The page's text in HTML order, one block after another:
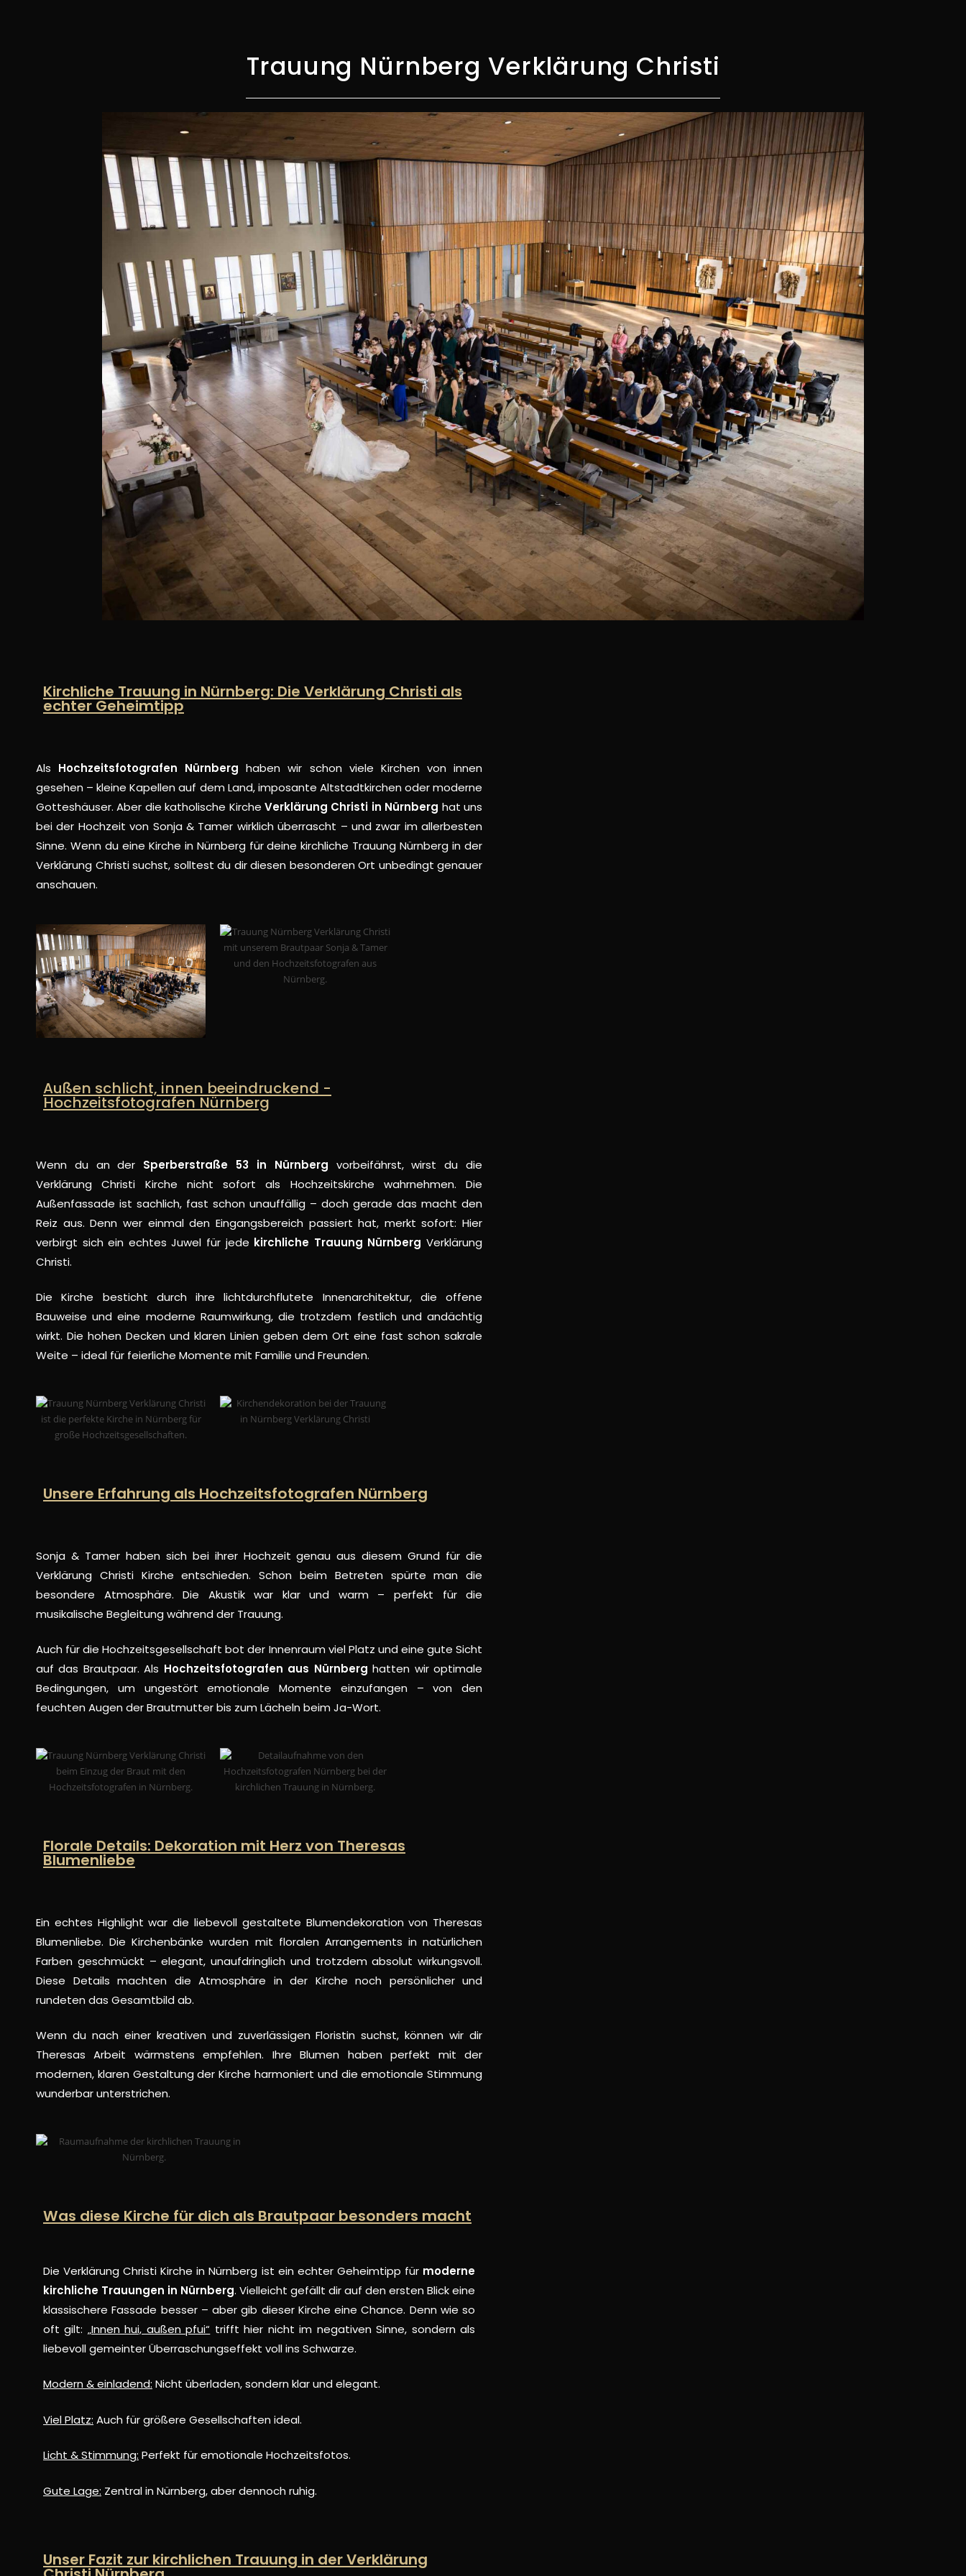
Trauung Nürnberg Verklärung Christi
Kirchliche Trauung in Nürnberg: Die Verklärung Christi als
echter Geheimtipp
Als Hochzeitsfotografen Nürnberg haben wir schon viele Kirchen von innen
gesehen – kleine Kapellen auf dem Land, imposante Altstadtkirchen oder moderne
Gotteshäuser. Aber die katholische KircheVerklärung Christi in Nürnberg hat uns
bei der Hochzeit von Sonja & Tamer wirklich überrascht – und zwar im allerbesten
Sinne. Wenn du eine Kirche in Nürnberg für deine kirchliche Trauung Nürnberg in der
Verklärung Christi suchst, solltest du dir diesen besonderen Ort unbedingt genauer
anschauen.
Außen schlicht, innen beeindruckend -
Hochzeitsfotografen Nürnberg
Wenn du an der Sperberstraße 53 in Nürnberg vorbeifährst, wirst du die
Verklärung Christi Kirche nicht sofort als Hochzeitskirche wahrnehmen. Die
Außenfassade ist sachlich, fast schon unauffällig – doch gerade das macht den
Reiz aus. Denn wer einmal den Eingangsbereich passiert hat, merkt sofort: Hier
verbirgt sich ein echtes Juwel für jede kirchliche Trauung Nürnberg Verklärung
Christi.
Die Kirche besticht durch ihre lichtdurchflutete Innenarchitektur, die offene
Bauweise und eine moderne Raumwirkung, die trotzdem festlich und andächtig
wirkt. Die hohen Decken und klaren Linien geben dem Ort eine fast schon sakrale
Weite – ideal für feierliche Momente mit Familie und Freunden.
Unsere Erfahrung als Hochzeitsfotografen Nürnberg
Sonja & Tamer haben sich bei ihrer Hochzeit genau aus diesem Grund für die
Verklärung Christi Kirche entschieden. Schon beim Betreten spürte man die
besondere Atmosphäre. Die Akustik war klar und warm – perfekt für die
musikalische Begleitung während der Trauung.
Auch für die Hochzeitsgesellschaft bot der Innenraum viel Platz und eine gute Sicht
auf das Brautpaar. Als Hochzeitsfotografen aus Nürnberg hatten wir optimale
Bedingungen, um ungestört emotionale Momente einzufangen – von den
feuchten Augen der Brautmutter bis zum Lächeln beim Ja-Wort.
Florale Details: Dekoration mit Herz von Theresas
Blumenliebe
Ein echtes Highlight war die liebevoll gestaltete Blumendekoration von Theresas
Blumenliebe. Die Kirchenbänke wurden mit floralen Arrangements in natürlichen
Farben geschmückt – elegant, unaufdringlich und trotzdem absolut wirkungsvoll.
Diese Details machten die Atmosphäre in der Kirche noch persönlicher und
rundeten das Gesamtbild ab.
Wenn du nach einer kreativen und zuverlässigen Floristin suchst, können wir dir
Theresas Arbeit wärmstens empfehlen. Ihre Blumen haben perfekt mit der
modernen, klaren Gestaltung der Kirche harmoniert und die emotionale Stimmung
wunderbar unterstrichen.
Was diese Kirche für dich als Brautpaar besonders macht
Die Verklärung Christi Kirche in Nürnberg ist ein echter Geheimtipp für moderne
kirchliche Trauungen in Nürnberg. Vielleicht gefällt dir auf den ersten Blick eine
klassischere Fassade besser – aber gib dieser Kirche eine Chance. Denn wie so
oft gilt: „Innen hui, außen pfui“ trifft hier nicht im negativen Sinne, sondern als
liebevoll gemeinter Überraschungseffekt voll ins Schwarze.
Modern & einladend: Nicht überladen, sondern klar und elegant.
Viel Platz: Auch für größere Gesellschaften ideal.
Licht & Stimmung: Perfekt für emotionale Hochzeitsfotos.
Gute Lage: Zentral in Nürnberg, aber dennoch ruhig.
Unser Fazit zur kirchlichen Trauung in der Verklärung